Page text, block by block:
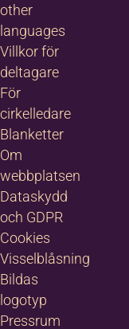
other
languages
Villkor för
deltagare
För
cirkelledare
Blanketter
Om
webbplatsen
Dataskydd
och GDPR
Cookies
Visselblåsning
Bildas
logotyp
Pressrum